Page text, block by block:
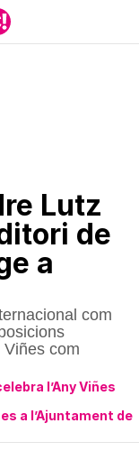
Lutz
de
a
com
com
l’Any Viñes
a l’Ajuntament de